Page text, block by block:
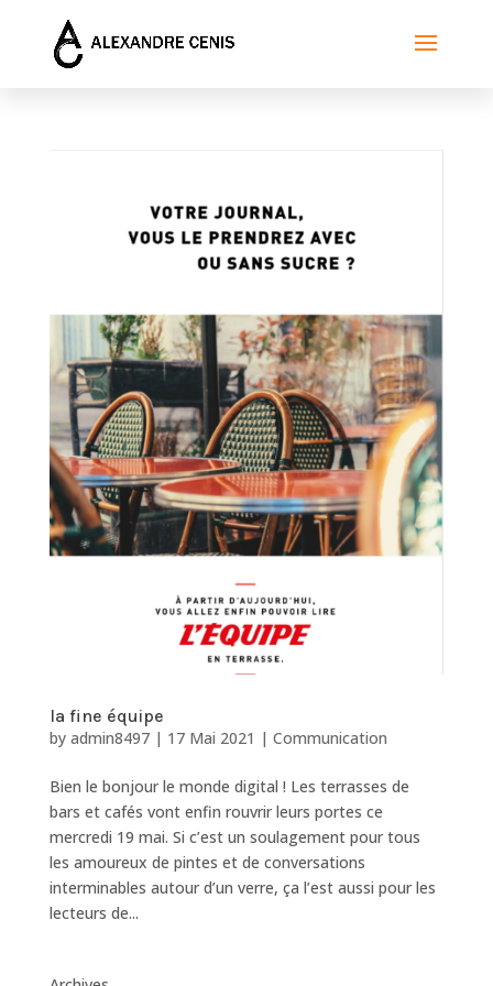
la fine équipe
by admin8497| 17 Mai 2021 | Communication
Bien le bonjour le monde digital ! Les terrasses de
bars et cafés vont enfin rouvrir leurs portes ce
mercredi 19 mai. Si c’est un soulagement pour tous
les amoureux de pintes et de conversations
interminables autour d’un verre, ça l’est aussi pour les
lecteurs de...